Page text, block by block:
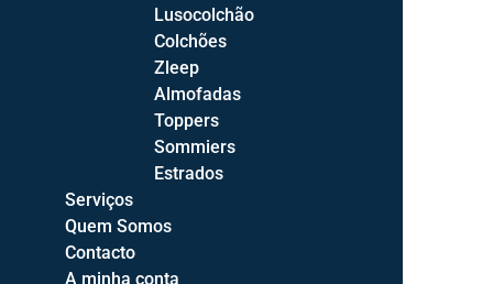
Halls Completos 6
Cadeirões 25
Sofá 2 lugares 27
Sofá 3 Lugares
Sofás Chaise-longue
Lusocolchão
Colchões
Zleep
Almofadas
Toppers
Sommiers
Estrados
Serviços
Quem Somos
Contacto
A minha conta